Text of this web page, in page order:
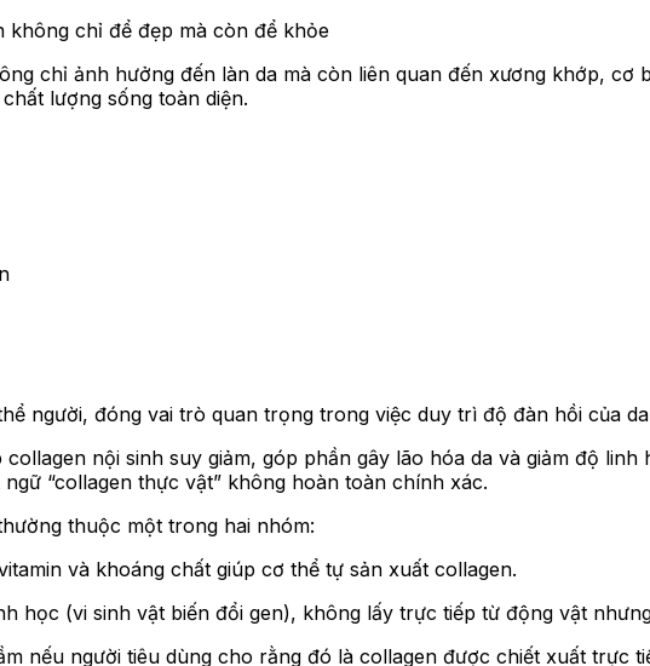
không chỉ để đẹp mà còn để khỏe
chỉ ảnh hưởng đến làn da mà còn liên quan đến xương khớp, cơ
lượng sống toàn diện.
người, đóng vai trò quan trọng trong việc duy trì độ đàn hồi của
nội sinh suy giảm, góp phần gây lão hóa da và giảm độ
“collagen thực vật” không hoàn toàn chính xác.
thuộc một trong hai nhóm:
và khoáng chất giúp cơ thể tự sản xuất collagen.
học (vi sinh vật biến đổi gen), không lấy trực tiếp từ động vật
nếu người tiêu dùng cho rằng đó là collagen được chiết xuất trực